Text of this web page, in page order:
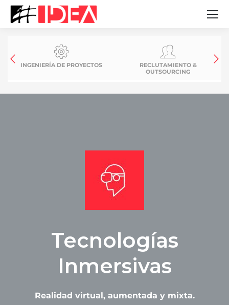
INGENIERÍA DE PROYECTOS
RECLUTAMIENTO &
OUTSOURCING
Tecnologías
Inmersivas
Realidad virtual, aumentada y mixta.